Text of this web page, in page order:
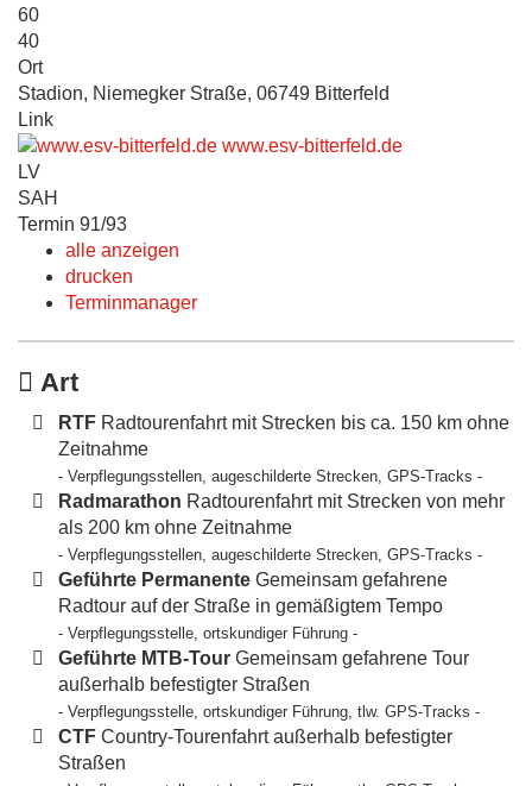
60
40
Ort
Stadion, Niemegker Straße, 06749 Bitterfeld
Link
www.esv-bitterfeld.de
LV
SAH
Termin 91/93
alle anzeigen
drucken
Terminmanager
Art
RTF Radtourenfahrt mit Strecken bis ca. 150 km ohne
Zeitnahme
- Verpflegungsstellen, augeschilderte Strecken, GPS-Tracks -
Radmarathon Radtourenfahrt mit Strecken von mehr
als 200 km ohne Zeitnahme
- Verpflegungsstellen, augeschilderte Strecken, GPS-Tracks -
Geführte Permanente Gemeinsam gefahrene
Radtour auf der Straße in gemäßigtem Tempo
- Verpflegungsstelle, ortskundiger Führung -
Geführte MTB-Tour Gemeinsam gefahrene Tour
außerhalb befestigter Straßen
- Verpflegungsstelle, ortskundiger Führung, tlw. GPS-Tracks -
CTF Country-Tourenfahrt außerhalb befestigter
Straßen